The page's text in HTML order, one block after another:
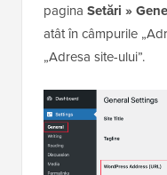
pagina Setări »
atât în câmpurile
„Adresa site-ului”.